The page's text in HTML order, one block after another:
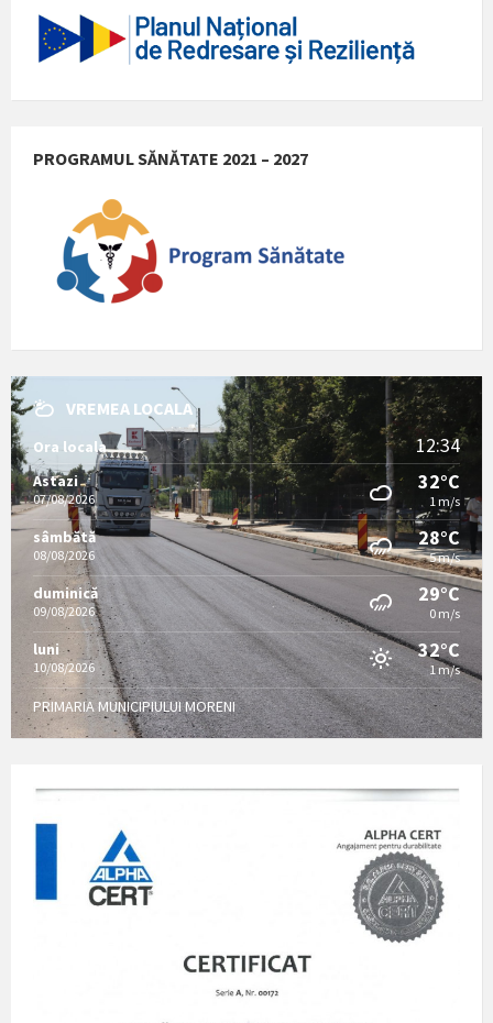
PROGRAMUL SĂNĂTATE 2021 – 2027
VREMEA LOCALA
Ora locala 12:34
Astazi
07/08/2026
32°C
1 m/s
sâmbătă
08/08/2026
28°C
5 m/s
duminică
09/08/2026
29°C
0 m/s
luni
10/08/2026
32°C
1 m/s
PRIMARIA MUNICIPIULUI MORENI